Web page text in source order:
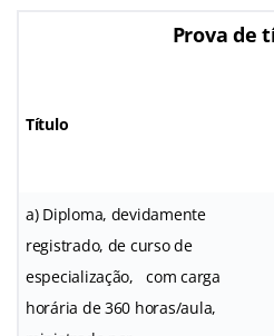
Prova de
Título
a) Diploma, devidamente
registrado, de curso de
especialização, com carga
horária de 360 horas/aula,